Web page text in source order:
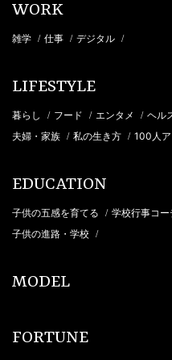
WORK
雑学 / 仕事 / デジタル /
LIFESTYLE
暮らし / フード / エンタメ / ヘル
夫婦・家族 / 私の生き方 / 100人ア
EDUCATION
子供の五感を育てる / 学校行事コ
子供の進路・学校 /
MODEL
FORTUNE